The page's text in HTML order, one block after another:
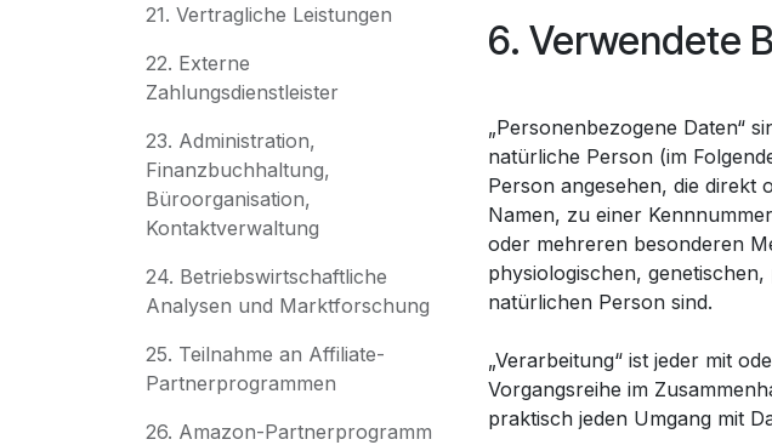
21. Vertragliche Leistungen
22. Externe
Zahlungsdienstleister
23. Administration,
Finanzbuchhaltung,
Büroorganisation,
Kontaktverwaltung
24. Betriebswirtschaftliche
Analysen und Marktforschung
25. Teilnahme an Affiliate-
Partnerprogrammen
26. Amazon-Partnerprogramm
6. Verwendete
„Personenbezogene Daten“
natürliche Person (im
Person angesehen, die direkt
Namen, zu einer
oder mehreren besonderen
physiologischen,
natürlichen Person sind.
„Verarbeitung“ ist jeder mit
Vorgangsreihe im
praktisch jeden Umgang mit